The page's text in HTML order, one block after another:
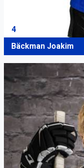
4
Bäckman Joakim